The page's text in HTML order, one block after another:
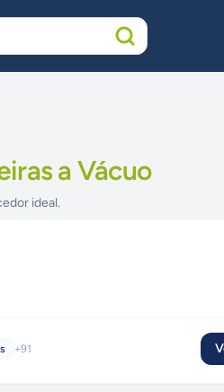
a Vácuo
ideal.
+91